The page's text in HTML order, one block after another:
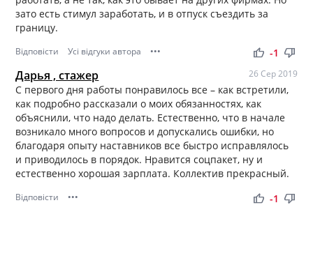
зато есть стимул заработать, и в отпуск съездить за
границу.
Відповісти Усі відгуки автора ••• thumb_up thumb_down
-1
Дарья , стажер 26 Сер 2019
С первого дня работы понравилось все – как встретили,
как подробно рассказали о моих обязанностях, как
объяснили, что надо делать. Естественно, что в начале
возникало много вопросов и допускались ошибки, но
благодаря опыту наставников все быстро исправлялось
и приводилось в порядок. Нравится соцпакет, ну и
естественно хорошая зарплата. Коллектив прекрасный.
Відповісти ••• thumb_up thumb_down
-1